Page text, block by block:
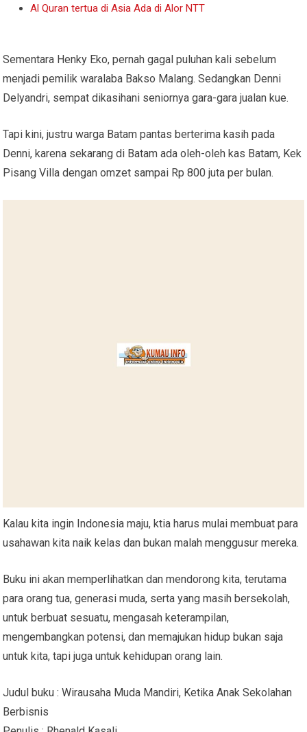
Al Quran tertua di Asia Ada di Alor NTT
Sementara Henky Eko, pernah gagal puluhan kali sebelum
menjadi pemilik waralaba Bakso Malang. Sedangkan Denni
Delyandri, sempat dikasihani seniornya gara-gara jualan kue.
Tapi kini, justru warga Batam pantas berterima kasih pada
Denni, karena sekarang di Batam ada oleh-oleh kas Batam, Kek
Pisang Villa dengan omzet sampai Rp 800 juta per bulan.
Kalau kita ingin Indonesia maju, ktia harus mulai membuat para
usahawan kita naik kelas dan bukan malah menggusur mereka.
Buku ini akan memperlihatkan dan mendorong kita, terutama
para orang tua, generasi muda, serta yang masih bersekolah,
untuk berbuat sesuatu, mengasah keterampilan,
mengembangkan potensi, dan memajukan hidup bukan saja
untuk kita, tapi juga untuk kehidupan orang lain.
Judul buku : Wirausaha Muda Mandiri, Ketika Anak Sekolahan
Berbisnis